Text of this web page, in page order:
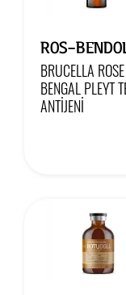
ROS-
BRUCELLA ROSE
BENGAL PLEYT
ANTİJENİ